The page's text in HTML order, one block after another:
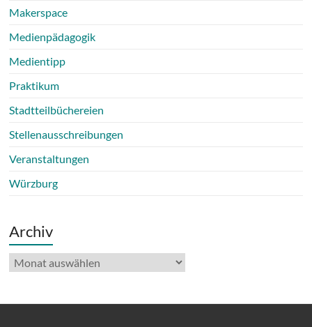
Makerspace
Medienpädagogik
Medientipp
Praktikum
Stadtteilbüchereien
Stellenausschreibungen
Veranstaltungen
Würzburg
Archiv
Archiv